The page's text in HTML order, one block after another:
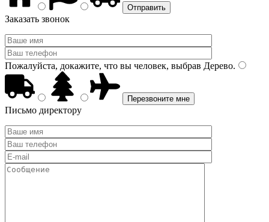
Заказать звонок
Пожалуйста, докажите, что вы человек, выбрав Дерево.
Письмо директору